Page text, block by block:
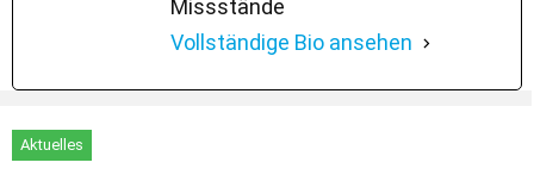
Missstände
Vollständige Bio ansehen
Aktuelles